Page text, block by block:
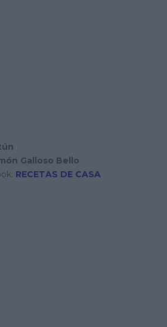
Galloso Bello
RECETAS DE CASA